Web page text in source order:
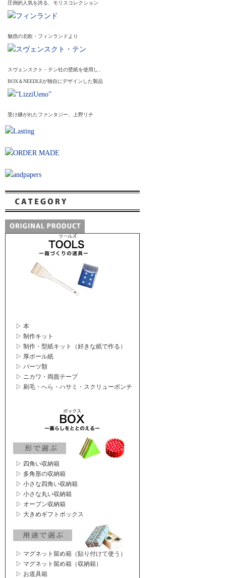
圧倒的人気を誇る、モリスコレクション
魅惑の北欧・フィンランドより
スヴェンスクト・テン社の壁紙を使用し、
BOX＆NEEDLEが独自にデザインした製品
受け継がれたファンタジー、上野リチ
▷ 本
▷ 制作キット
▷ 制作・型紙キット（好きな紙で作る）
▷ 厚ボール紙
▷ パーツ類
▷ ニカワ・両面テープ
▷ 刷毛・へら・ハサミ・スクリューポンチ
▷ 四角い収納箱
▷ 多角形の収納箱
▷ 小さな四角い収納箱
▷ 小さな丸い収納箱
▷ オープン収納箱
▷ 大きめギフトボックス
▷ マグネット留め箱（貼り付けて使う）
▷ マグネット留め箱（収納箱）
▷ お道具箱